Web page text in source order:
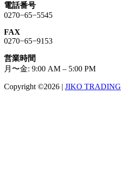
電話番号
0270−65−5545
FAX
0270−65−9153
営業時間
月〜金: 9:00 AM – 5:00 PM
Copyright ©2026 | JIKO TRADING